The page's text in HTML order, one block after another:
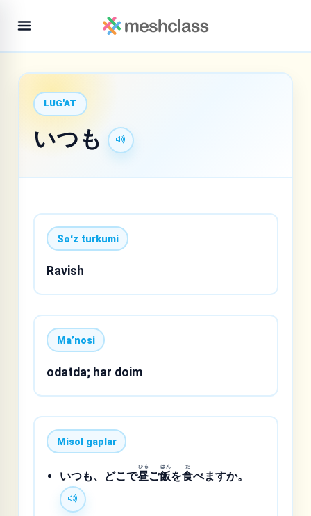
LUG'AT
いつも
Soʻz turkumi
Ravish
Maʼnosi
odatda; har doim
Misol gaplar
いつも、どこで昼
ひる
ご飯
はん
を食
た
べますか。